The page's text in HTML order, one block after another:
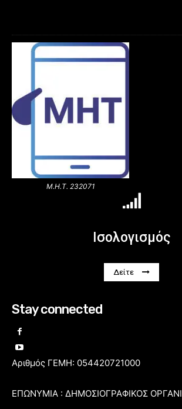
Μ.Η.Τ. 232071
Ισολογισμός
Δείτε
Stay connected
Αριθμός ΓΕΜΗ: 054420721000
ΕΠΩΝΥΜΙΑ : ΔΗΜΟΣΙΟΓΡΑΦΙΚΟΣ